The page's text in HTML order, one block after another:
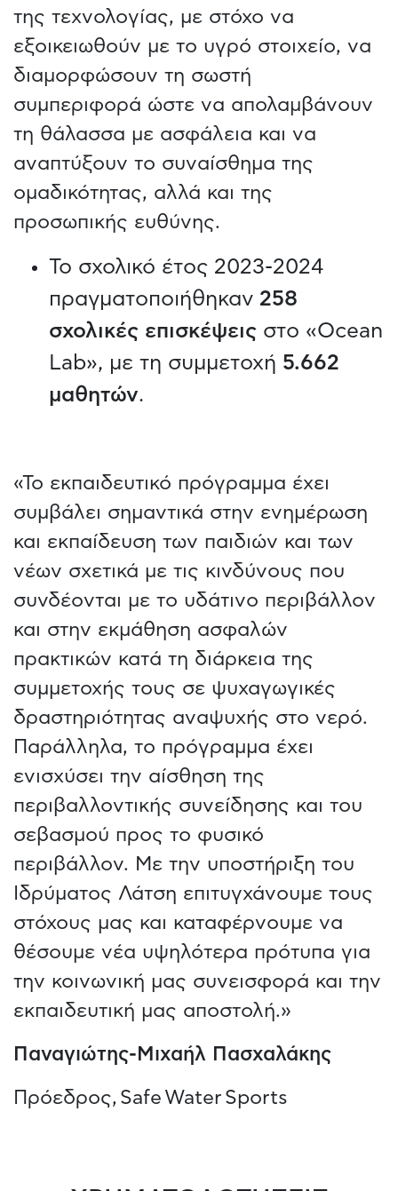
της τεχνολογίας, με στόχο να
εξοικειωθούν με το υγρό στοιχείο, να
διαμορφώσουν τη σωστή
συμπεριφορά ώστε να απολαμβάνουν
τη θάλασσα με ασφάλεια και να
αναπτύξουν το συναίσθημα της
ομαδικότητας, αλλά και της
προσωπικής ευθύνης.
Το σχολικό έτος 2023-2024
πραγματοποιήθηκαν 258
σχολικές επισκέψεις στο «Ocean
Lab», με τη συμμετοχή 5.662
μαθητών.
«Το εκπαιδευτικό πρόγραμμα έχει
συμβάλει σημαντικά στην ενημέρωση
και εκπαίδευση των παιδιών και των
νέων σχετικά με τις κινδύνους που
συνδέονται με το υδάτινο περιβάλλον
και στην εκμάθηση ασφαλών
πρακτικών κατά τη διάρκεια της
συμμετοχής τους σε ψυχαγωγικές
δραστηριότητας αναψυχής στο νερό.
Παράλληλα, το πρόγραμμα έχει
ενισχύσει την αίσθηση της
περιβαλλοντικής συνείδησης και του
σεβασμού προς το φυσικό
περιβάλλον. Με την υποστήριξη του
Ιδρύματος Λάτση επιτυγχάνουμε τους
στόχους μας και καταφέρνουμε να
θέσουμε νέα υψηλότερα πρότυπα για
την κοινωνική μας συνεισφορά και την
εκπαιδευτική μας αποστολή.»
Παναγιώτης-Μιχαήλ Πασχαλάκης
Πρόεδρος, Safe Water Sports